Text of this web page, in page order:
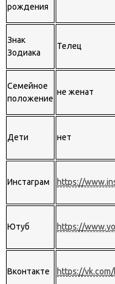
рождения
Знак
Зодиака
Телец
Семейное
положение
не женат
Дети нет
Инстаграм https://
Ютуб https://
Вконтакте https://